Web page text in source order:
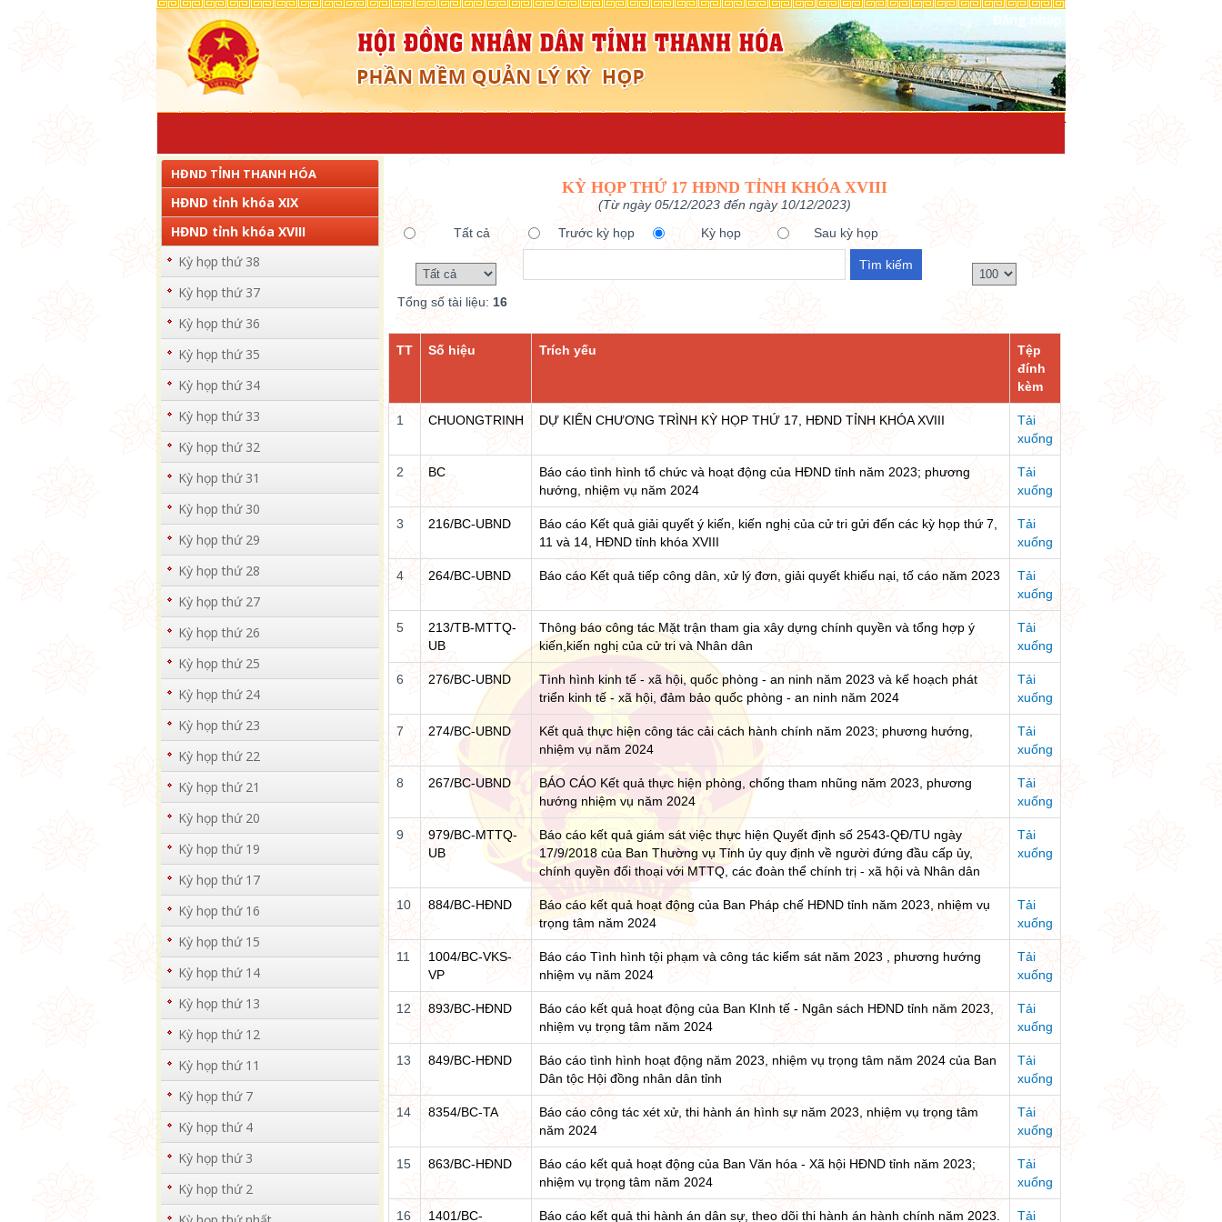
Đăng nhập
HĐND TỈNH THANH HÓA
HĐND tỉnh khóa XIX
HĐND tỉnh khóa XVIII
Kỳ họp thứ 38
Kỳ họp thứ 37
Kỳ họp thứ 36
Kỳ họp thứ 35
Kỳ họp thứ 34
Kỳ họp thứ 33
Kỳ họp thứ 32
Kỳ họp thứ 31
Kỳ họp thứ 30
Kỳ họp thứ 29
Kỳ họp thứ 28
Kỳ họp thứ 27
Kỳ họp thứ 26
Kỳ họp thứ 25
Kỳ họp thứ 24
Kỳ họp thứ 23
Kỳ họp thứ 22
Kỳ họp thứ 21
Kỳ họp thứ 20
Kỳ họp thứ 19
Kỳ họp thứ 17
Kỳ họp thứ 16
Kỳ họp thứ 15
Kỳ họp thứ 14
Kỳ họp thứ 13
Kỳ họp thứ 12
Kỳ họp thứ 11
Kỳ họp thứ 7
Kỳ họp thứ 4
Kỳ họp thứ 3
Kỳ họp thứ 2
KỲ HỌP THỨ 17 HĐND TỈNH KHÓA XVIII
(Từ ngày 05/12/2023 đến ngày 10/12/2023)
Tất cả
Trước kỳ họp Kỳ họp Sau kỳ họp
Tổng số tài liệu: 16
TT Số hiệu Trích yếu
Tệp
đính
kèm
1 CHUONGTRINH DỰ KIẾN CHƯƠNG TRÌNH KỲ HỌP THỨ 17, HĐND TỈNH KHÓA XVIII
Tải
xuống
2 BC
Báo cáo tình hình tổ chức và hoạt động của HĐND tỉnh năm 2023; phương
hướng, nhiệm vụ năm 2024
Tải
xuống
3 216/BC-UBND
Báo cáo Kết quả giải quyết ý kiến, kiến nghị của cử tri gửi đến các kỳ họp thứ 7,
11 và 14, HĐND tỉnh khóa XVIII
Tải
xuống
4 264/BC-UBND Báo cáo Kết quả tiếp công dân, xử lý đơn, giải quyết khiếu nại, tố cáo năm 2023
Tải
xuống
5
213/TB-MTTQ-
UB
Thông báo công tác Mặt trận tham gia xây dựng chính quyền và tổng hợp ý
kiến,kiến nghị của cử tri và Nhân dân
Tải
xuống
6 276/BC-UBND
Tình hình kinh tế - xã hội, quốc phòng - an ninh năm 2023 và kế hoạch phát
triển kinh tế - xã hội, đảm bảo quốc phòng - an ninh năm 2024
Tải
xuống
7 274/BC-UBND
Kết quả thực hiện công tác cải cách hành chính năm 2023; phương hướng,
nhiệm vụ năm 2024
Tải
xuống
8 267/BC-UBND
BÁO CÁO Kết quả thực hiện phòng, chống tham nhũng năm 2023, phương
hướng nhiệm vụ năm 2024
Tải
xuống
9
979/BC-MTTQ-
UB
Báo cáo kết quả giám sát việc thực hiện Quyết định số 2543-QĐ/TU ngày
17/9/2018 của Ban Thường vụ Tỉnh ủy quy định về người đứng đầu cấp ủy,
chính quyền đối thoại với MTTQ, các đoàn thể chính trị - xã hội và Nhân dân
Tải
xuống
10 884/BC-HĐND
Báo cáo kết quả hoạt động của Ban Pháp chế HĐND tỉnh năm 2023, nhiệm vụ
trọng tâm năm 2024
Tải
xuống
11
1004/BC-VKS-
VP
Báo cáo Tình hình tội phạm và công tác kiểm sát năm 2023 , phương hướng
nhiệm vụ năm 2024
Tải
xuống
12 893/BC-HĐND
Báo cáo kết quả hoạt động của Ban KInh tế - Ngân sách HĐND tỉnh năm 2023,
nhiệm vụ trọng tâm năm 2024
Tải
xuống
13 849/BC-HĐND
Báo cáo tình hình hoạt động năm 2023, nhiệm vụ trọng tâm năm 2024 của Ban
Dân tộc Hội đồng nhân dân tỉnh
Tải
xuống
14 8354/BC-TA
Báo cáo công tác xét xử, thi hành án hình sự năm 2023, nhiệm vụ trọng tâm
năm 2024
Tải
xuống
15 863/BC-HĐND
Báo cáo kết quả hoạt động của Ban Văn hóa - Xã hội HĐND tỉnh năm 2023;
nhiệm vụ trọng tâm năm 2024
Tải
xuống
16 1401/BC- Báo cáo kết quả thi hành án dân sự, theo dõi thi hành án hành chính năm 2023. Tải